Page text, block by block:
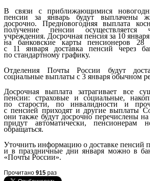
В связи с приближающимися
пенсии за январь будут выплачены
досрочно. Предновогодняя выплата
получение пенсии осуществляется
учреждения. Досрочная пенсия за 10
на банковские карты пенсионеров 28
с 11 января доставка пенсий через
по стандартному графику.
Отделения Почты России будут
социальные выплаты с 3 января обычном
Досрочная выплата затрагивает все
пенсии: страховые и социальные,
по старости, по инвалидности и
с пенсией приходят и другие выплаты
они также будут досрочно перечислены на
придут автоматически, пенсионерам
обращаться.
Уточнить информацию о доставке пенсий
и в праздничные дни января можно в
«Почты России».
Прочитано 915 раз